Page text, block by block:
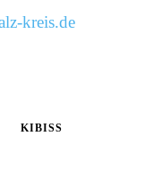
kreis.de
KIBISS